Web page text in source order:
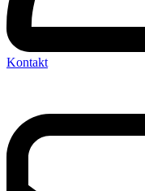
Kontakt